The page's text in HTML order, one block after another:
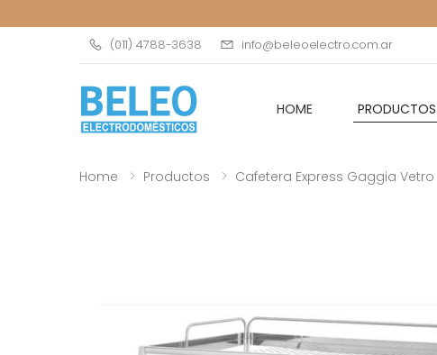
(011) 4788-3638 info@beleoelectro.com.ar
HOME PRODUCTOS
Home Productos Cafetera Express Gaggia Vetro